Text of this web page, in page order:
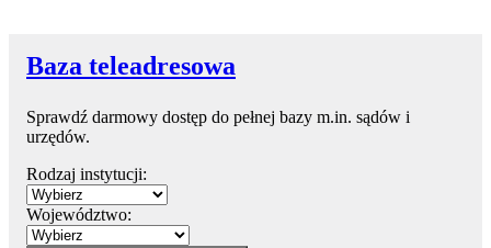
Baza teleadresowa
Sprawdź darmowy dostęp do pełnej bazy m.in. sądów i
urzędów.
Rodzaj instytucji:
Województwo: